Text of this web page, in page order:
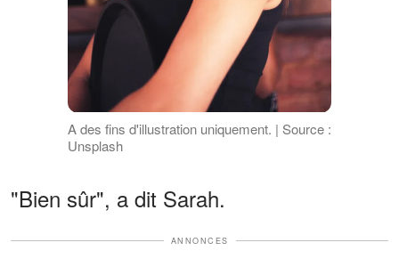
A des fins d'illustration uniquement. | Source :
Unsplash
"Bien sûr", a dit Sarah.
ANNONCES